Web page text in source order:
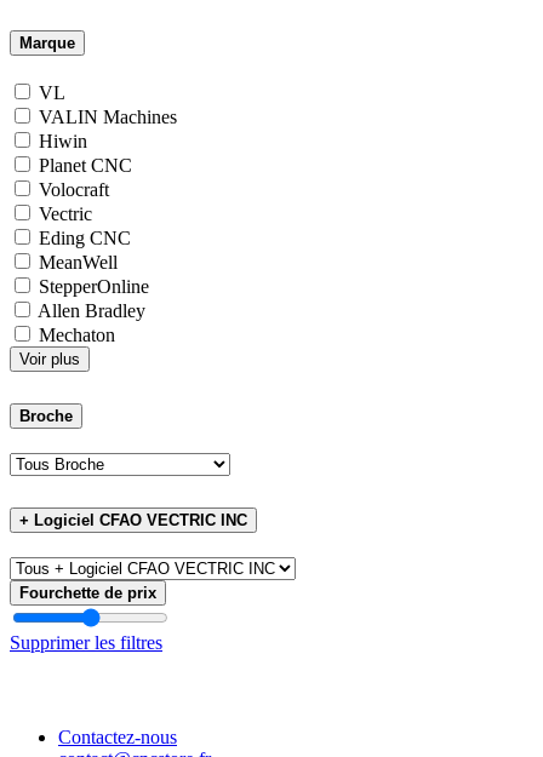
Marque
VL
VALIN Machines
Hiwin
Planet CNC
Volocraft
Vectric
Eding CNC
MeanWell
StepperOnline
Allen Bradley
Mechaton
Voir plus
Broche
+ Logiciel CFAO VECTRIC INC
Fourchette de prix
Supprimer les filtres
Contactez-nous